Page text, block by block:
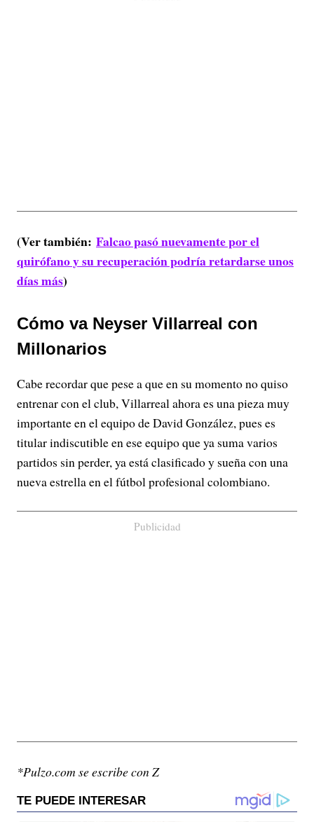
(Ver también: Falcao pasó nuevamente por el
quirófano y su recuperación podría retardarse unos
días más)
Cómo va Neyser Villarreal con
Millonarios
Cabe recordar que pese a que en su momento no quiso
entrenar con el club, Villarreal ahora es una pieza muy
importante en el equipo de David González, pues es
titular indiscutible en ese equipo que ya suma varios
partidos sin perder, ya está clasificado y sueña con una
nueva estrella en el fútbol profesional colombiano.
Publicidad
*Pulzo.com se escribe con Z